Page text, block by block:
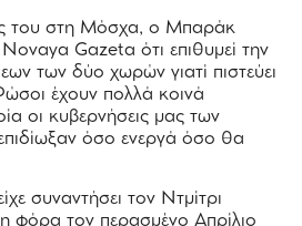
του στη Μόσχα, ο Μπαράκ
Gazeta ότι επιθυμεί την
των δύο χωρών γιατί πιστεύει
έχουν πολλά κοινά
οι κυβερνήσεις μας των
όσο ενεργά όσο θα
συναντήσει τον Ντμίτρι
φόρα τον περασμένο Απρίλιο